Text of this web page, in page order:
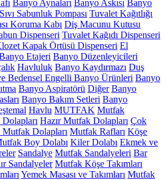
Banyo Aynaları Banyo Askısı Banyo
Sıvı Sabunluk Pompası Tuvalet Kağıtlığı
Koruma Kabı Diş Macunu Kutusu
Dispenseri Tuvalet Kağıdı Dispenseri
Kapak Örtüsü Dispenseri El
Etajeri Banyo Düzenleyicileri
Havluluk Banyo Kaydırmazı Duş
Bedensel Engelli Banyo Ürünleri Banyo
Banyo Aspiratörü Diğer Banyo
Banyo Bakım Setleri Banyo
Havlu MUTFAK Mutfak
Hazır Mutfak Dolapları Çok
Dolapları Mutfak Rafları Köşe
Boy Dolabı Kiler Dolabı Ekmek ve
Sandalye Mutfak Sandalyeleri Bar
Sandalyeler Mutfak Köşe Takımları
Yemek Masası ve Takımları Mutfak